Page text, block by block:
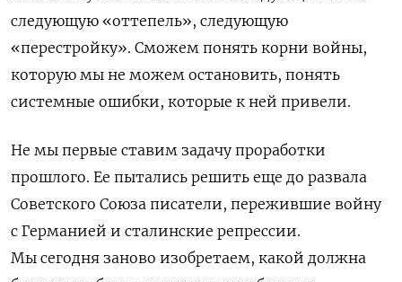
следующую «оттепель», следующую
«перестройку». Сможем понять корни войны,
которую мы не можем остановить, понять
системные ошибки, которые к ней привели.
Не мы первые ставим задачу проработки
прошлого. Ее пытались решить еще до развала
Советского Союза писатели, пережившие войну
с Германией и сталинские репрессии.
Мы сегодня заново изобретаем, какой должна